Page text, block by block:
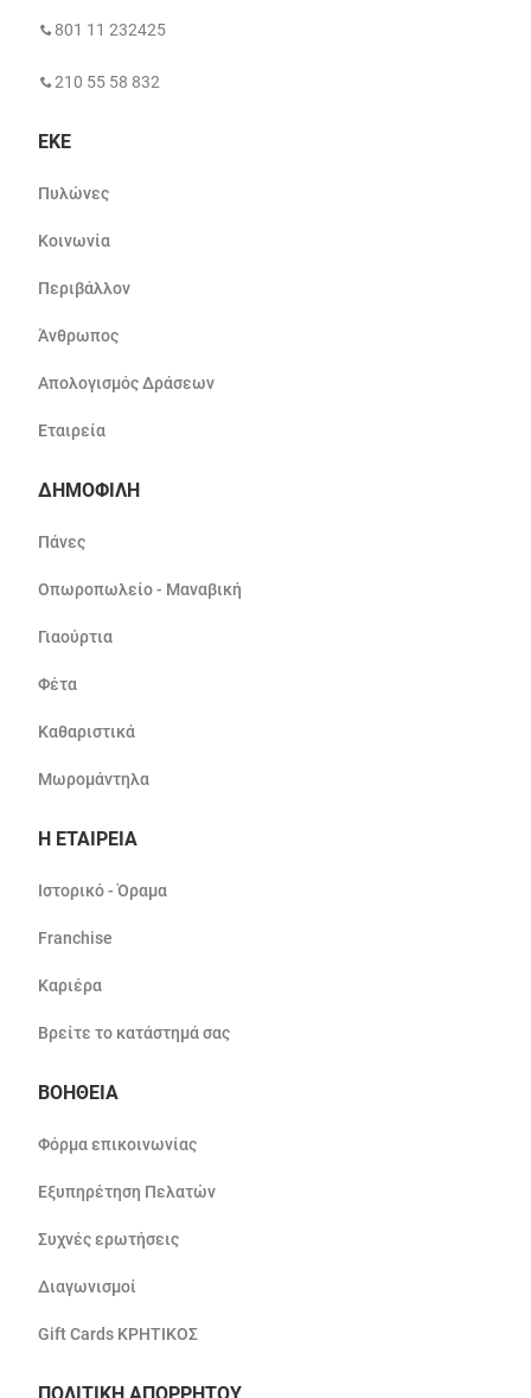
801 11 232425
210 55 58 832
ΕΚΕ
Πυλώνες
Κοινωνία
Περιβάλλον
Άνθρωπος
Απολογισμός Δράσεων
Εταιρεία
ΔΗΜΟΦΙΛΗ
Πάνες
Οπωροπωλείο - Μαναβική
Γιαούρτια
Φέτα
Καθαριστικά
Μωρομάντηλα
Η ΕΤΑΙΡΕΙΑ
Ιστορικό - Όραμα
Franchise
Καριέρα
Βρείτε το κατάστημά σας
ΒΟΗΘΕΙΑ
Φόρμα επικοινωνίας
Εξυπηρέτηση Πελατών
Συχνές ερωτήσεις
Διαγωνισμοί
Gift Cards ΚΡΗΤΙΚΟΣ
ΠΟΛΙΤΙΚΗ ΑΠΟΡΡΗΤΟΥ